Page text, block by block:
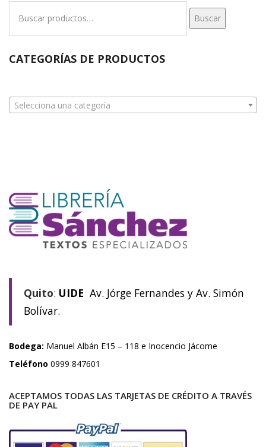
Buscar
CATEGORÍAS DE PRODUCTOS
Selecciona una categoría
Quito: UIDE Av. Jórge Fernandes y Av. Simón
Bolívar.
Bodega: Manuel Albán E15 – 118 e Inocencio Jácome
Teléfono 0999 847601
ACEPTAMOS TODAS LAS TARJETAS DE CRÉDITO A TRAVÉS
DE PAY PAL